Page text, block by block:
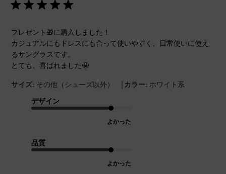
プレゼント🎁に購入しました！
カジュアルにもドレスにも合って使いやすく、日常使いに使え
るサングラスです。
とても、喜ばれました🤩
サイズ: その他（シューズ以外） | カラー: ホワイト系
デザイン
よかった
品質
よかった